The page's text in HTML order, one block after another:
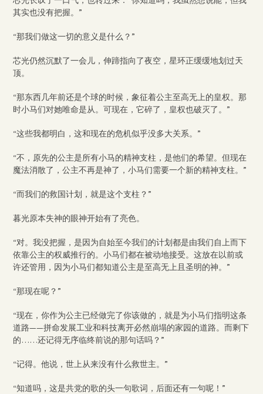
其实也没有把握。”
“那我们做这一切的意义是什么？”
芯光仍然沉默了一会儿，伸蹄指向了夜空，星环正缓缓地划过天
顶。
“那东西几年前还是个球的时候，象征着公主至高无上的皇权。那
时小马们对她唯命是从。可现在，它碎了，皇权也破灭了。”
“这些我都明白，这和现在的危机似乎没多大关系。”
“不，原先的公主是所有小马的精神支柱，是他们的希望。但现在
魔法消散了，公主不再是神了，小马们需要一个新的精神支柱。”
“而我们的救国计划，就是这个支柱？”
暮光原本失神的眼神开始有了亮色。
“对。我没把握，是因为自始至今我们的计划都是由我们自上而下
依靠公主的权威推行的。小马们都在被动地接受。这放在以前或
许还管用，因为小马们都知道公主是至高无上且圣明的神。”
“那现在呢？”
“现在，你作为公主已经做完了你该做的，就是为小马们指明这条
道路——拼命发展工业和科技离开必然崩塌的家园的道路。而剩下
的……还记得无序临终前说的那句话吗？”
“记得。他说，世上从来没有什么救世主。”
“知道吗，这是共党的歌的头一句歌词，后面还有一句呢！”